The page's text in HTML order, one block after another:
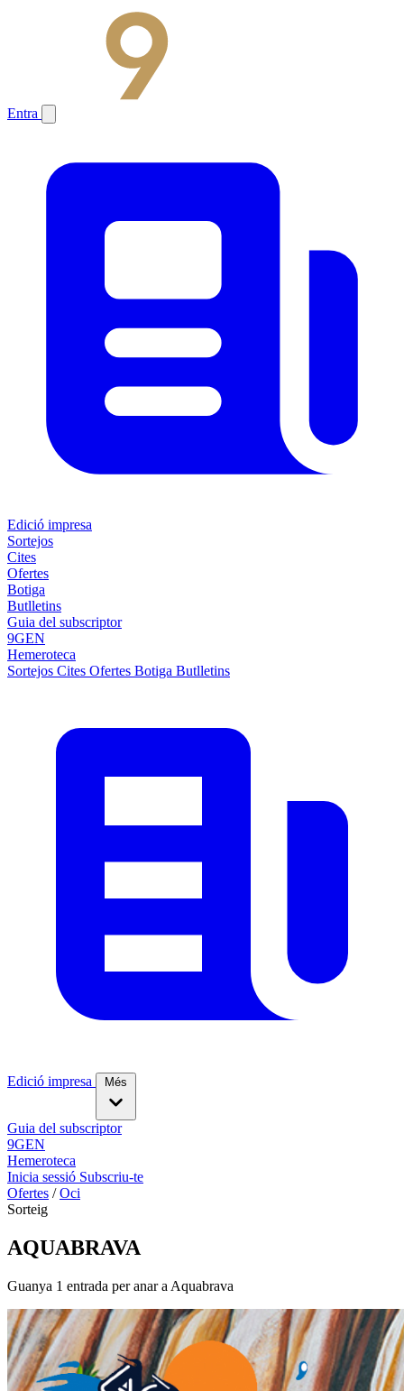
Entra
Edició impresa
Sortejos
Cites
Ofertes
Botiga
Butlletins
Guia del subscriptor
9GEN
Hemeroteca
Sortejos Cites Ofertes Botiga Butlletins
Edició impresa Més
Guia del subscriptor
9GEN
Hemeroteca
Inicia sessió Subscriu-te
Ofertes / Oci
Sorteig
AQUABRAVA
Guanya 1 entrada per anar a Aquabrava